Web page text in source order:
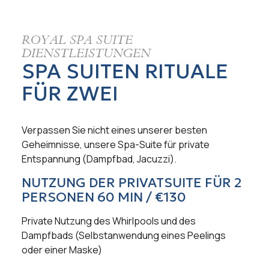
ROYAL SPA SUITE
DIENSTLEISTUNGEN
SPA SUITEN RITUALE
FÜR ZWEI
Verpassen Sie nicht eines unserer besten
Geheimnisse, unsere Spa-Suite für private
Entspannung (Dampfbad, Jacuzzi).
NUTZUNG DER PRIVATSUITE FÜR 2
PERSONEN 60 MIN / €130
Private Nutzung des Whirlpools und des
Dampfbads (Selbstanwendung eines Peelings
oder einer Maske)